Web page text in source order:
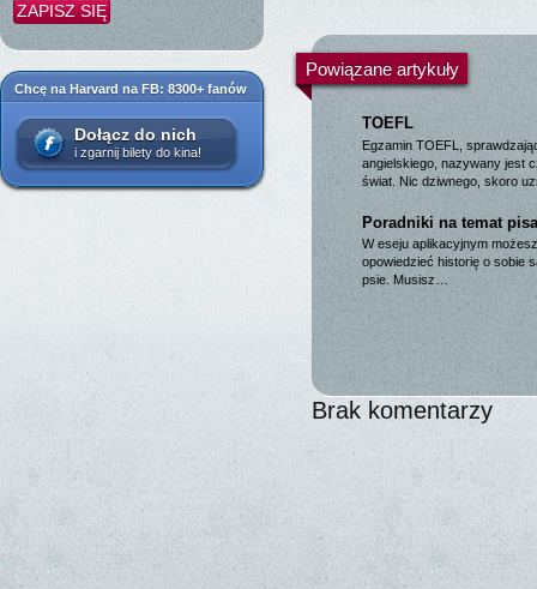
Chcę na Harvard na FB: 8300+ fanów
Dołącz do nich
i zgarnij bilety do kina!
Powiązane artykuły
TOEFL
Egzamin TOEFL,
angielskiego, nazywany jest
świat. Nic dziwnego, skoro
Poradniki na temat
W eseju aplikacyjnym
opowiedzieć historię o sobie
psie. Musisz…
Brak komentarzy